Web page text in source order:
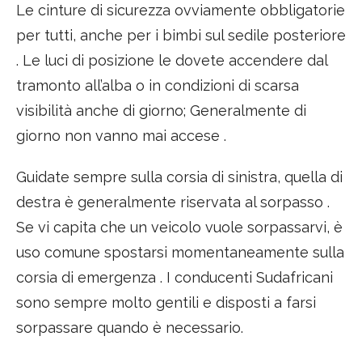
Le cinture di sicurezza ovviamente obbligatorie
per tutti, anche per i bimbi sul sedile posteriore
. Le luci di posizione le dovete accendere dal
tramonto all’alba o in condizioni di scarsa
visibilità anche di giorno; Generalmente di
giorno non vanno mai accese .
Guidate sempre sulla corsia di sinistra, quella di
destra è generalmente riservata al sorpasso .
Se vi capita che un veicolo vuole sorpassarvi, è
uso comune spostarsi momentaneamente sulla
corsia di emergenza . I conducenti Sudafricani
sono sempre molto gentili e disposti a farsi
sorpassare quando è necessario.